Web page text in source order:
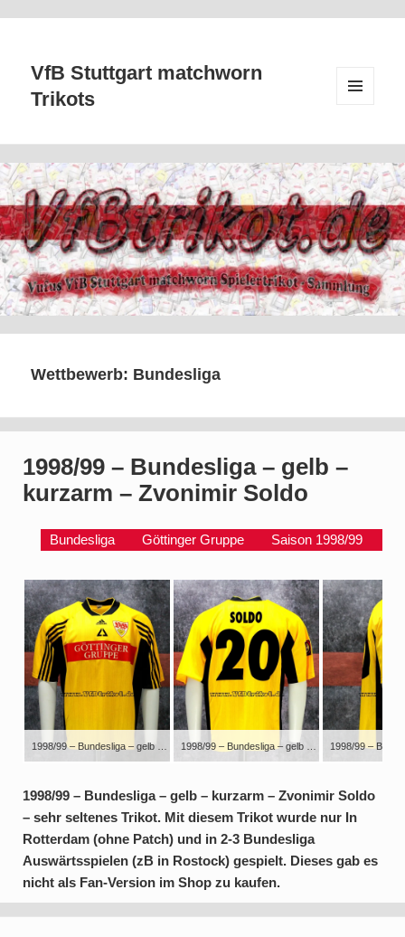
VfB Stuttgart matchworn
Trikots
Wettbewerb: Bundesliga
1998/99 – Bundesliga – gelb –
kurzarm – Zvonimir Soldo
Bundesliga Göttinger Gruppe Saison 1998/99
1998/99 – Bundesliga – gelb – kurzarm – Zvonimir Soldo
– sehr seltenes Trikot. Mit diesem Trikot wurde nur In
Rotterdam (ohne Patch) und in 2-3 Bundesliga
Auswärtsspielen (zB in Rostock) gespielt. Dieses gab es
nicht als Fan-Version im Shop zu kaufen.